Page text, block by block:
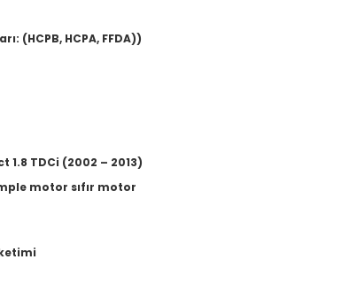
(HCPB, HCPA, FFDA))
1.8 TDCi (2002 – 2013)
motor sıfır motor